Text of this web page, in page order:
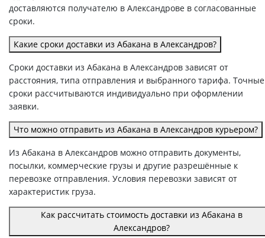
доставляются получателю в Александрове в согласованные
сроки.
Какие сроки доставки из Абакана в Александров?
Сроки доставки из Абакана в Александров зависят от
расстояния, типа отправления и выбранного тарифа. Точные
сроки рассчитываются индивидуально при оформлении
заявки.
Что можно отправить из Абакана в Александров курьером?
Из Абакана в Александров можно отправить документы,
посылки, коммерческие грузы и другие разрешённые к
перевозке отправления. Условия перевозки зависят от
характеристик груза.
Как рассчитать стоимость доставки из Абакана в
Александров?